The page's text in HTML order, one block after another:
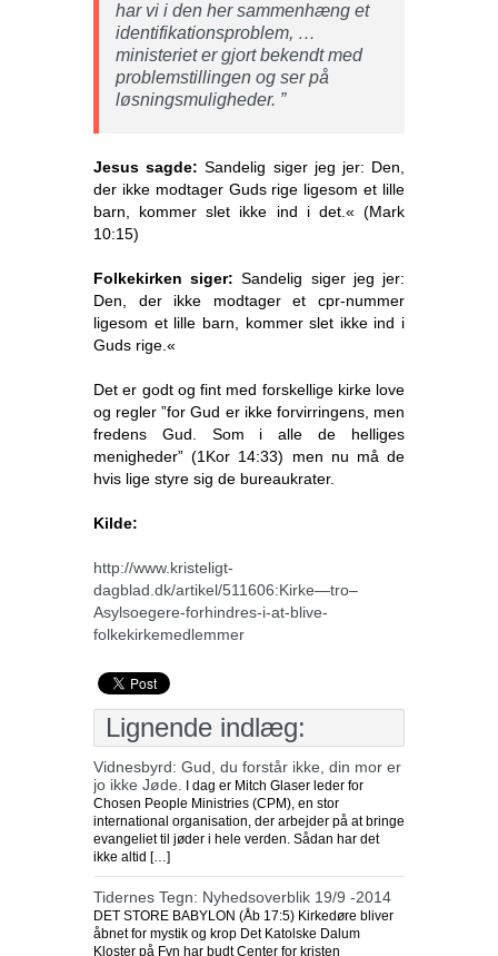
har vi i den her sammenhæng et
identifikationsproblem, …
ministeriet er gjort bekendt med
problemstillingen og ser på
løsningsmuligheder. ”
Jesus sagde: Sandelig siger jeg jer: Den,
der ikke modtager Guds rige ligesom et lille
barn, kommer slet ikke ind i det.« (Mark
10:15)
Folkekirken siger: Sandelig siger jeg jer:
Den, der ikke modtager et cpr-nummer
ligesom et lille barn, kommer slet ikke ind i
Guds rige.«
Det er godt og fint med forskellige kirke love
og regler ”for Gud er ikke forvirringens, men
fredens Gud. Som i alle de helliges
menigheder” (1Kor 14:33) men nu må de
hvis lige styre sig de bureaukrater.
Kilde:
http://www.kristeligt-
dagblad.dk/artikel/511606:Kirke—tro–
Asylsoegere-forhindres-i-at-blive-
folkekirkemedlemmer
Lignende indlæg:
Vidnesbyrd: Gud, du forstår ikke, din mor er
jo ikke Jøde.
I dag er Mitch Glaser leder for
Chosen People Ministries (CPM), en stor
international organisation, der arbejder på at bringe
evangeliet til jøder i hele verden. Sådan har det
ikke altid […]
Tidernes Tegn: Nyhedsoverblik 19/9 -2014
DET STORE BABYLON (Åb 17:5) Kirkedøre bliver
åbnet for mystik og krop Det Katolske Dalum
Kloster på Fyn har budt Center for kristen